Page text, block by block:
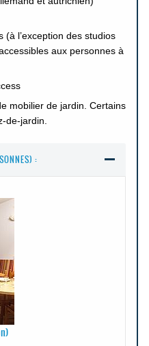
(à l’exception des studios
aux personnes à
mobilier de jardin. Certains
de-jardin.
: